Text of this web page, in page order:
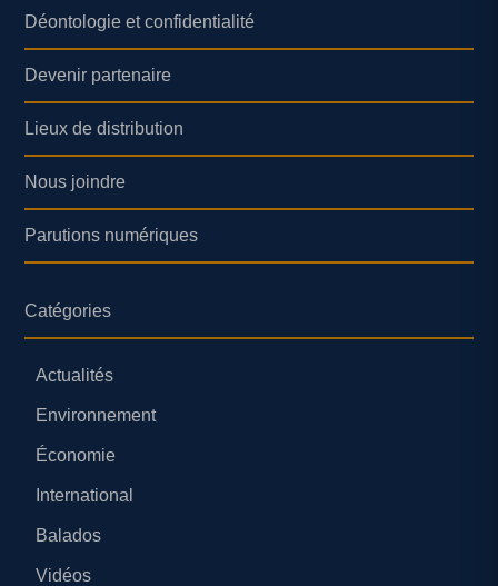
Déontologie et confidentialité
Devenir partenaire
Lieux de distribution
Nous joindre
Parutions numériques
Catégories
Actualités
Environnement
Économie
International
Balados
Vidéos